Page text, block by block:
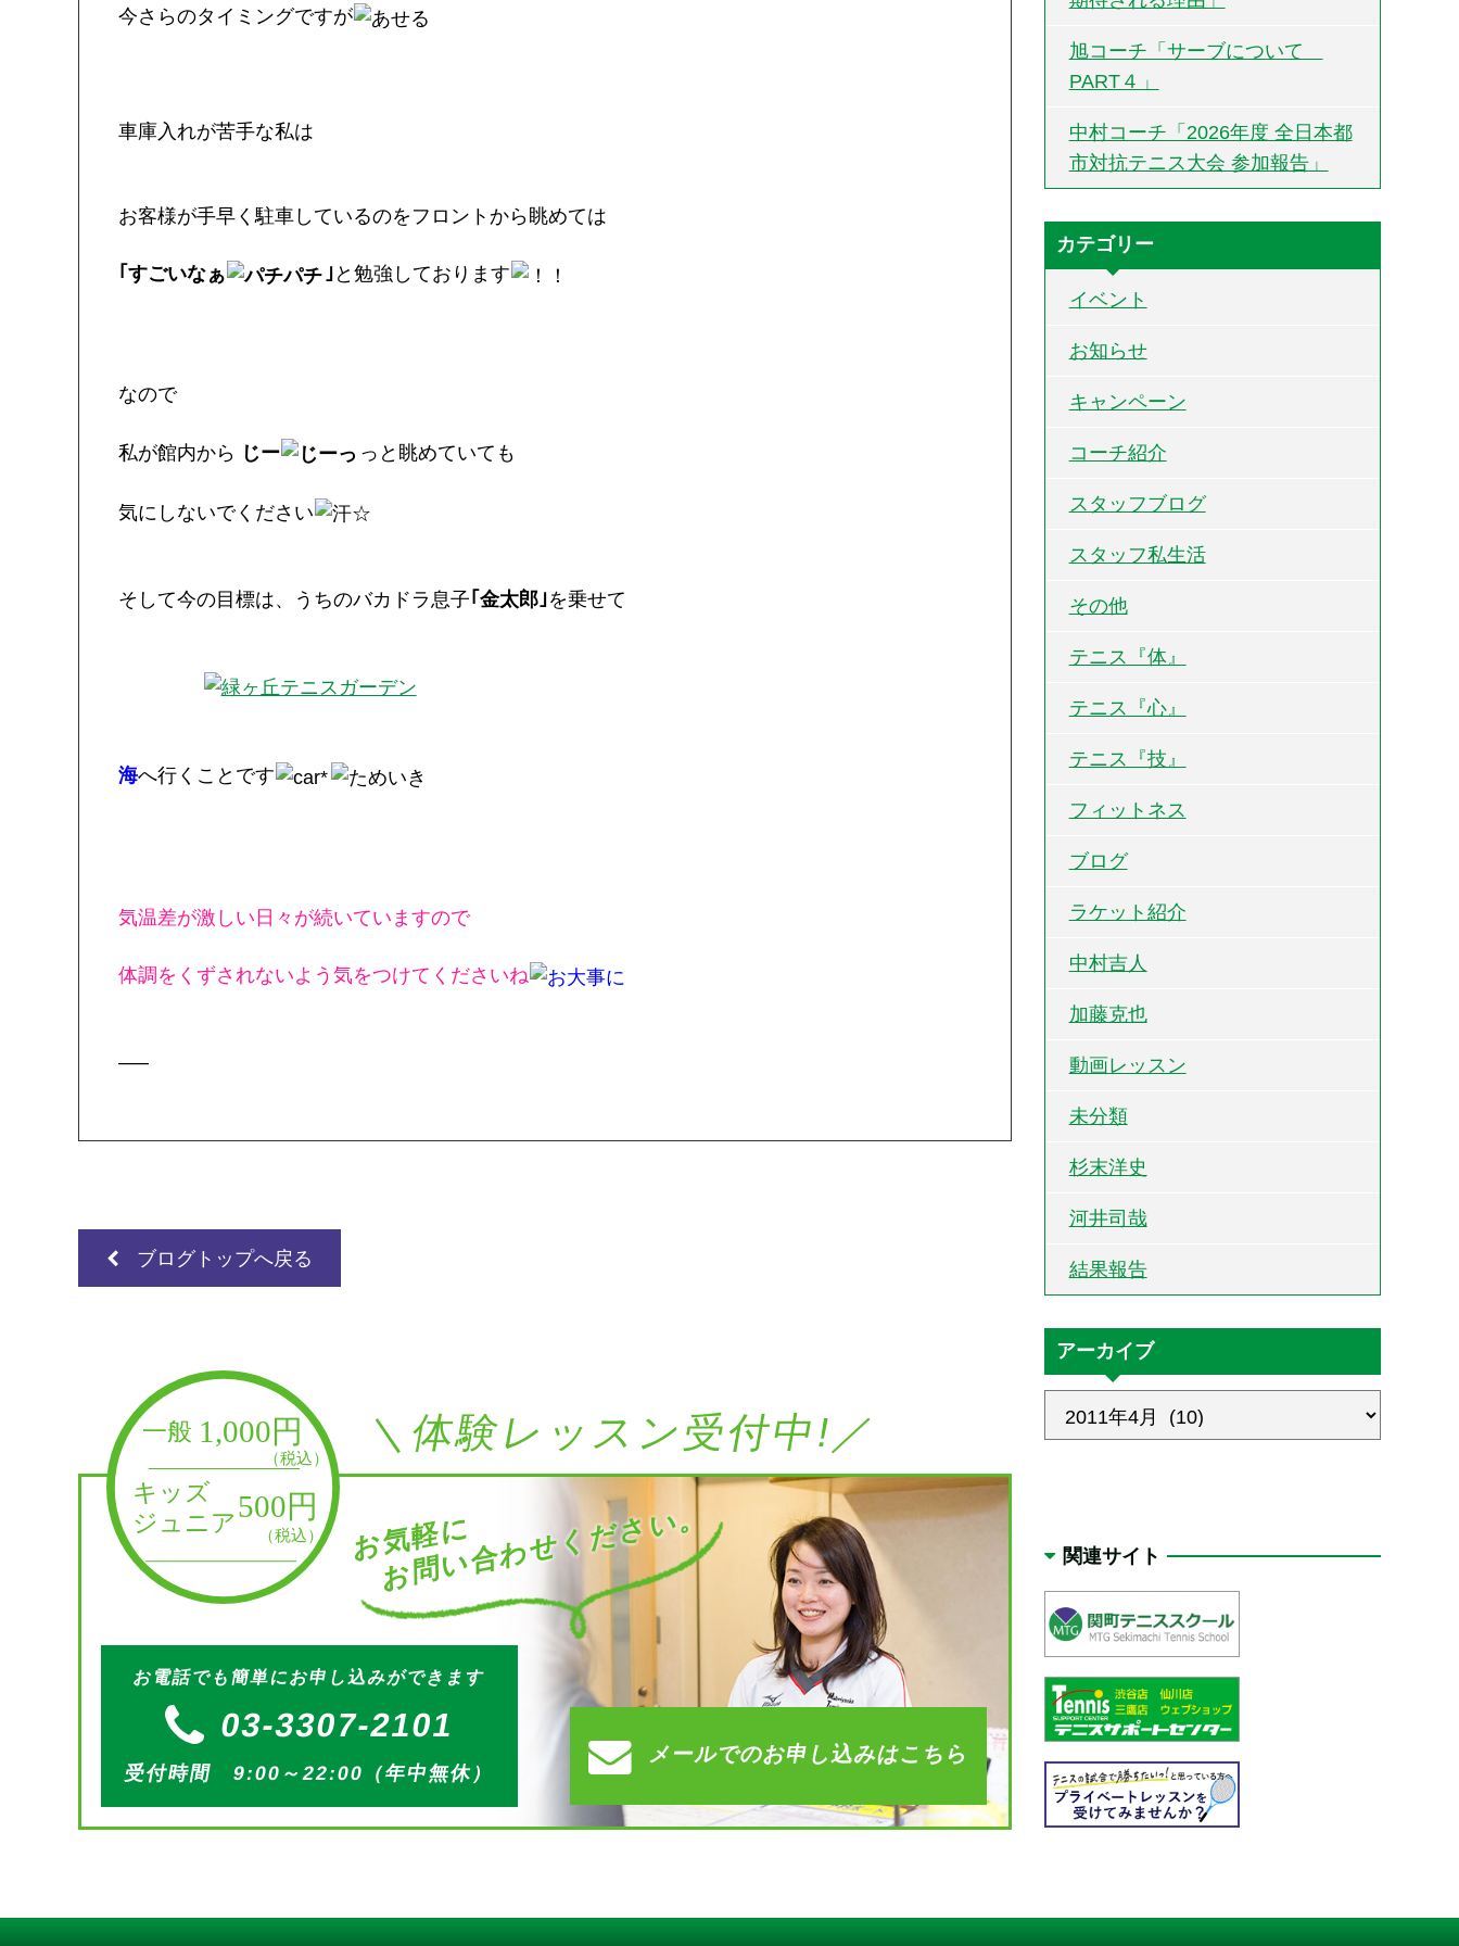
今さらのタイミングですが
車庫入れが苦手な私は
お客様が手早く駐車しているのをフロントから眺めては
｢すごいなぁ ｣ と勉強しております
なので
私が館内から じー っと眺めていても
気にしないでください
そして今の目標は、うちのバカドラ息子｢金太郎｣を乗せて
海へ行くことです
気温差が激しい日々が続いていますので
体調をくずされないよう気をつけてくださいね
—–
ブログトップへ戻る
＼体験レッスン受付中!／
お気軽に
お問い合わせください。
お電話でも簡単にお申し込みができます
03-3307-2101
受付時間 9:00～22:00（年中無休）
メールでのお申し込みはこちら
旭コーチ「サーブについて
PART４」
中村コーチ「2026年度 全日本都
市対抗テニス大会 参加報告」
カテゴリー
イベント
お知らせ
キャンペーン
コーチ紹介
スタッフブログ
スタッフ私生活
その他
テニス『体』
テニス『心』
テニス『技』
フィットネス
ブログ
ラケット紹介
中村吉人
加藤克也
動画レッスン
未分類
杉末洋史
河井司哉
結果報告
アーカイブ
関連サイト